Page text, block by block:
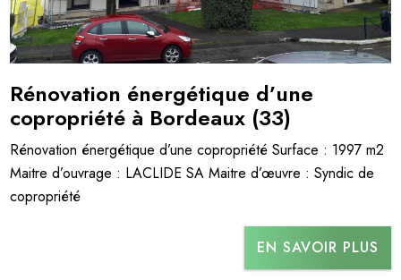
Rénovation énergétique d’une
copropriété à Bordeaux (33)
Rénovation énergétique d’une copropriété Surface : 1997 m2
Maitre d’ouvrage : LACLIDE SA Maitre d’œuvre : Syndic de
copropriété
EN SAVOIR PLUS